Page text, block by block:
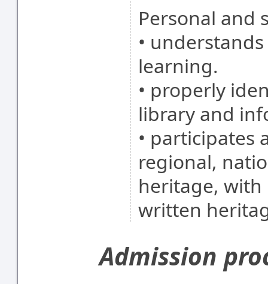
Personal and
•
learning.
• properly
library and
• participates
regional,
heritage,
written
Admission